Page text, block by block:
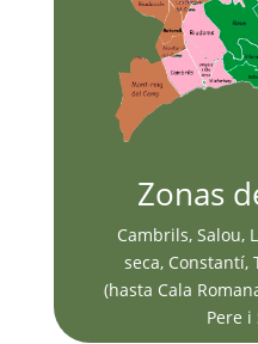
Zonas
Cambrils, Salou,
seca, Constantí,
(hasta Cala
Pere i